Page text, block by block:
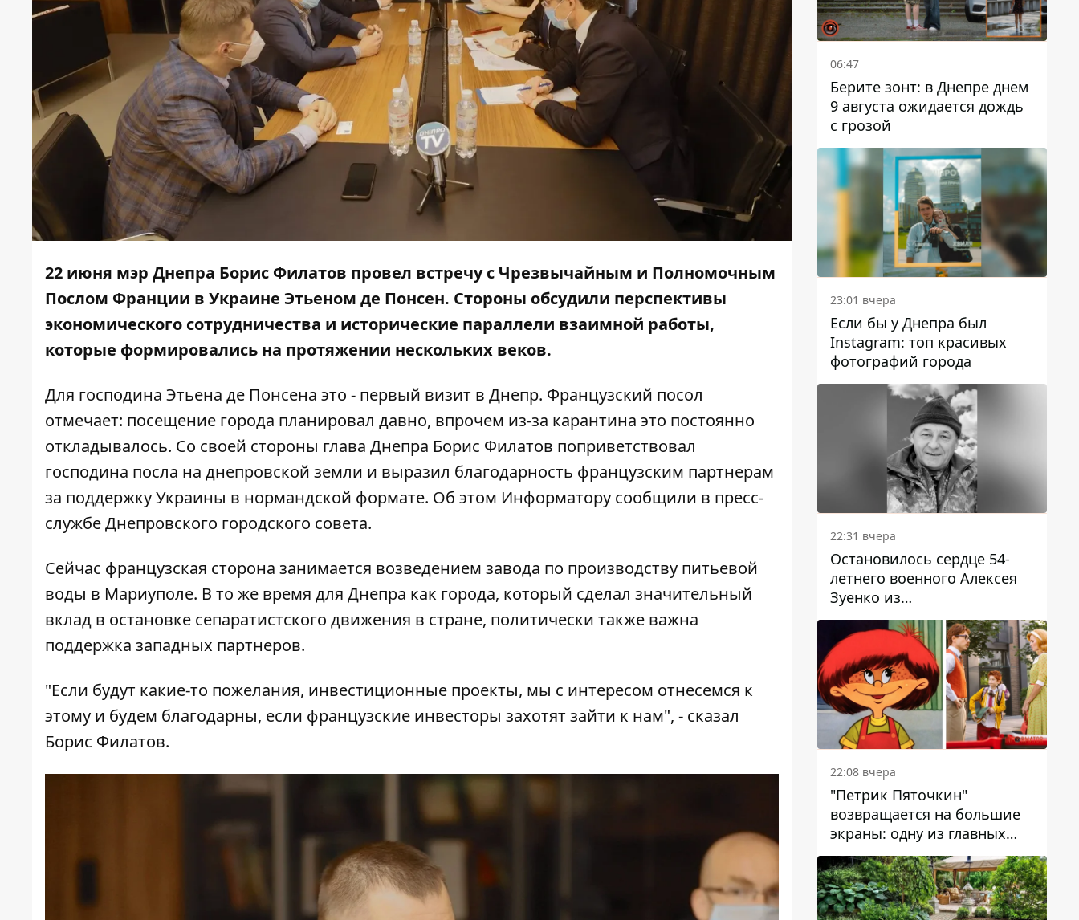
22 июня мэр Днепра Борис Филатов провел встречу с Чрезвычайным и Полномочным
Послом Франции в Украине Этьеном де Понсен. Стороны обсудили перспективы
экономического сотрудничества и исторические параллели взаимной работы,
которые формировались на протяжении нескольких веков.
Для господина Этьена де Понсена это - первый визит в Днепр. Французский посол
отмечает: посещение города планировал давно, впрочем из-за карантина это постоянно
откладывалось. Со своей стороны глава Днепра Борис Филатов поприветствовал
господина посла на днепровской земли и выразил благодарность французским партнерам
за поддержку Украины в нормандской формате. Об этом Информатору сообщили в пресс-
службе Днепровского городского совета.
Сейчас французская сторона занимается возведением завода по производству питьевой
воды в Мариуполе. В то же время для Днепра как города, который сделал значительный
вклад в остановке сепаратистского движения в стране, политически также важна
поддержка западных партнеров.
"Если будут какие-то пожелания, инвестиционные проекты, мы с интересом отнесемся к
этому и будем благодарны, если французские инвесторы захотят зайти к нам", - сказал
Борис Филатов.
06:47
Берите зонт: в Днепре днем ​​
9 августа ожидается дождь
с грозой
23:01 вчера
Если бы у Днепра был
Instagram: топ красивых
фотографий города
22:31 вчера
Остановилось сердце 54-
летнего военного Алексея
Зуенко из
Днепропетровской области
22:08 вчера
"Петрик Пяточкин"
возвращается на большие
экраны: одну из главных
ролей сыграет 9-летний
днепрянин Александр
Войтеховский